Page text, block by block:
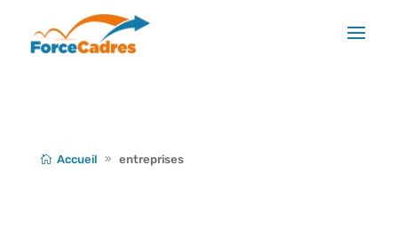
Accueil entreprises